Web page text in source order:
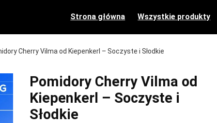
Strona główna Wszystkie produkty
Cherry Vilma od Kiepenkerl – Soczyste i Słodkie
Pomidory Cherry Vilma od
Kiepenkerl – Soczyste i
Słodkie